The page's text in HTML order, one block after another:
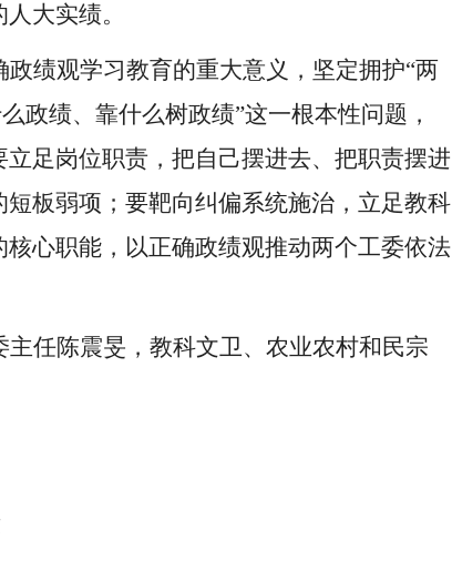
大实绩。
绩观学习教育的重大意义，坚定拥护“两
政绩、靠什么树政绩”这一根本性问题，
足岗位职责，把自己摆进去、把职责摆进
板弱项；要靶向纠偏系统施治，立足教科
心职能，以正确政绩观推动两个工委依法
任陈震旻，教科文卫、农业农村和民宗